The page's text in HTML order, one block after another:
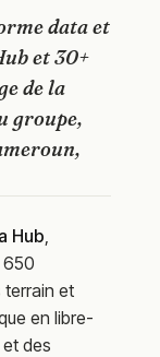
data et
et 30+
de la
groupe,
Hub,
650
terrain et
en libre-
des